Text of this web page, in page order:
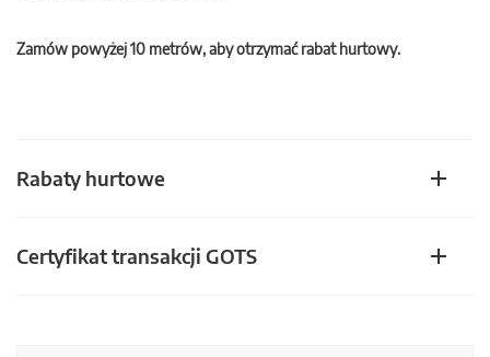
Zamów powyżej 10 metrów, aby otrzymać rabat hurtowy.
Rabaty hurtowe
Certyfikat transakcji GOTS